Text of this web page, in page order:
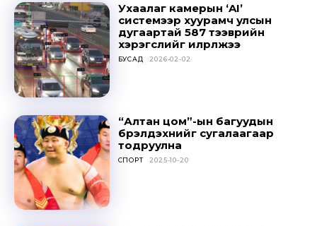
Ухаалаг камерын ‘AI’
системээр хуурамч улсын
дугаартай 587 тээврийн
хэрэгслийг илрүүлжээ
БУСАД 2026-02-02
“Алтан цом”-ын багуудын
бүрэлдэхүүнийг сугалаагаар
тодруулна
СПОРТ 2025-10-20